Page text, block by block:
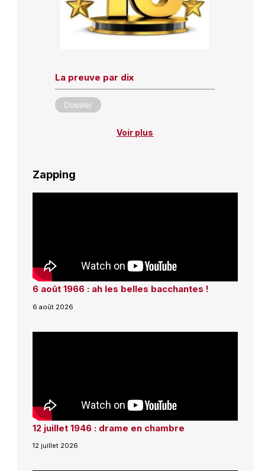
La preuve par dix
Dossier
Voir plus
Zapping
6 août 1966 : ah les belles bacchantes !
6 août 2026
12 juillet 1946 : drame en chambre
12 juillet 2026